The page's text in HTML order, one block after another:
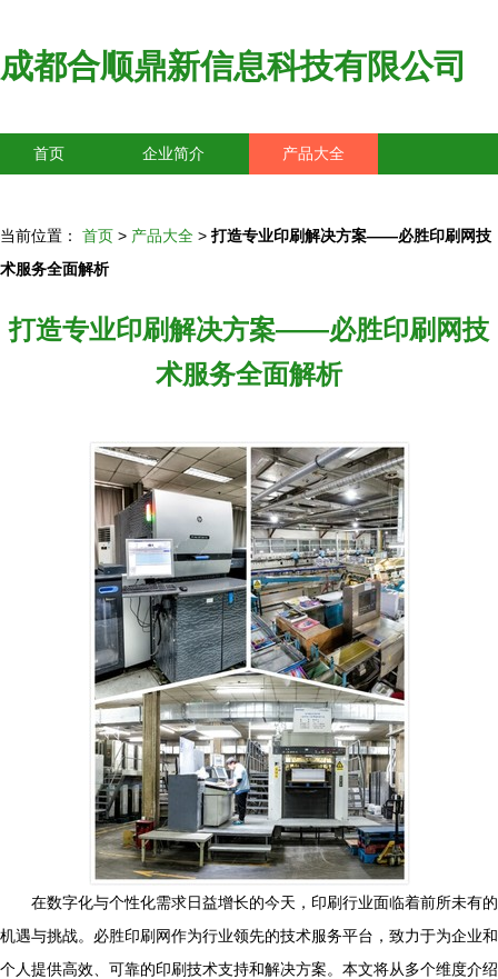
成都合顺鼎新信息科技有限公司
首页 企业简介 产品大全
当前位置： 首页 > 产品大全 > 打造专业印刷解决方案——必胜印刷网技
术服务全面解析
打造专业印刷解决方案——必胜印刷网技
术服务全面解析
在数字化与个性化需求日益增长的今天，印刷行业面临着前所未有的
机遇与挑战。必胜印刷网作为行业领先的技术服务平台，致力于为企业和
个人提供高效、可靠的印刷技术支持和解决方案。本文将从多个维度介绍